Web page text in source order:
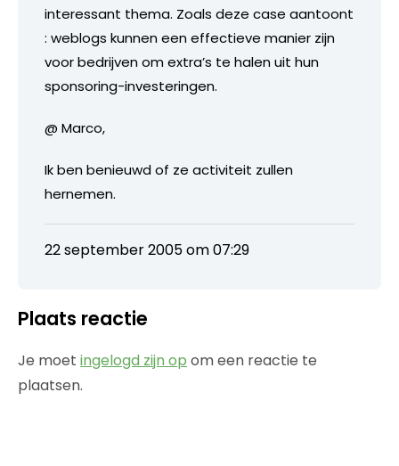
interessant thema. Zoals deze case aantoont
: weblogs kunnen een effectieve manier zijn
voor bedrijven om extra’s te halen uit hun
sponsoring-investeringen.
@ Marco,
Ik ben benieuwd of ze activiteit zullen
hernemen.
22 september 2005 om 07:29
Plaats reactie
Je moet ingelogd zijn op om een reactie te
plaatsen.